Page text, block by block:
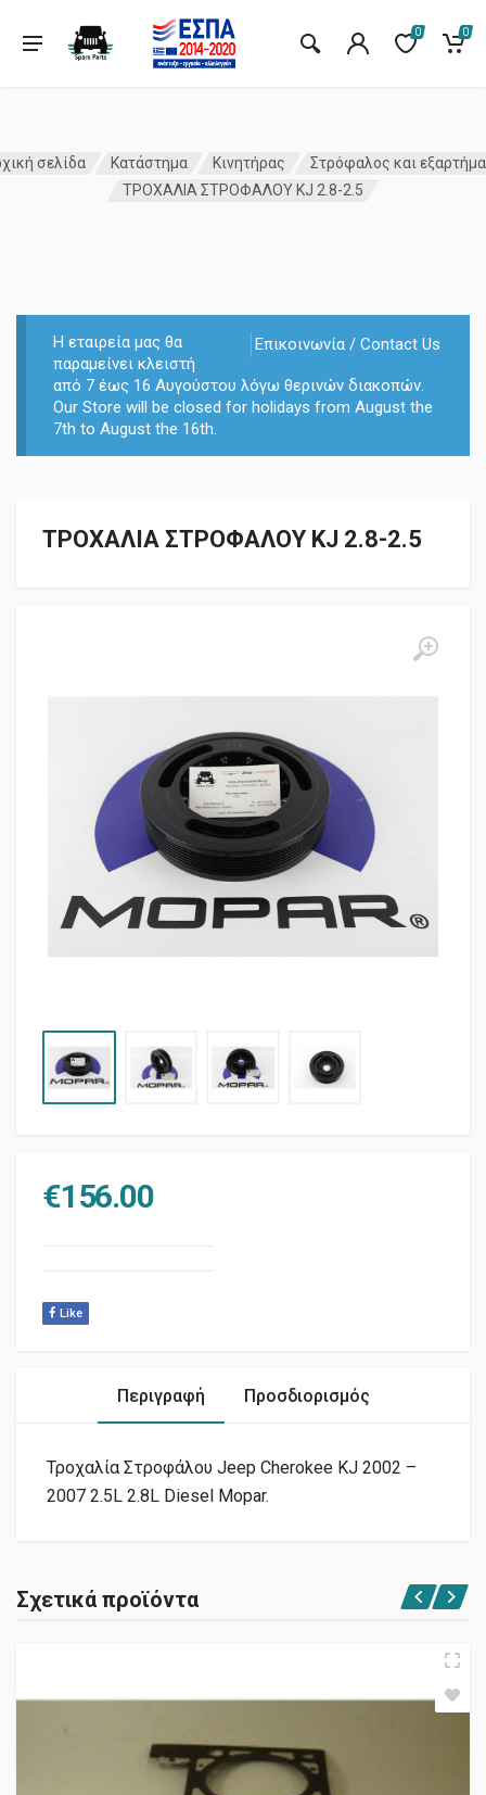
0 0
σελίδα Κατάστημα Κινητήρας
Στρόφαλος και
ΤΡΟΧΑΛΙΑ ΣΤΡΟΦΑΛΟΥ KJ 2.8-2.5
Επικοινωνία / Contact Us
Η εταιρεία μας θα
παραμείνει κλειστή
από 7 έως 16 Αυγούστου λόγω θερινών διακοπών.
Our Store will be closed for holidays from August the
7th to August the 16th.
ΤΡΟΧΑΛΙΑ ΣΤΡΟΦΑΛΟΥ KJ 2.8-2.5
€156.00
Like
Περιγραφή Προσδιορισμός
Τροχαλία Στροφάλου Jeep Cherokee KJ 2002 –
2007 2.5L 2.8L Diesel Mopar.
Σχετικά προϊόντα